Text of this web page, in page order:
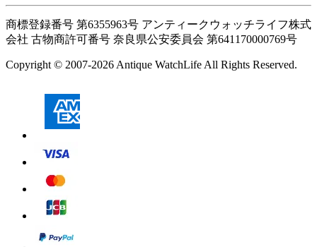
商標登録番号 第6355963号 アンティークウォッチライフ株式
会社 古物商許可番号 奈良県公安委員会 第641170000769号
Copyright © 2007-2026 Antique WatchLife All Rights Reserved.